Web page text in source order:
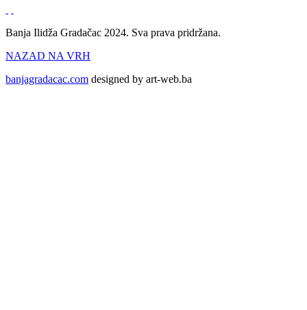
Banja Ilidža Gradačac 2024. Sva prava pridržana.
NAZAD NA VRH
banjagradacac.com designed by art-web.ba